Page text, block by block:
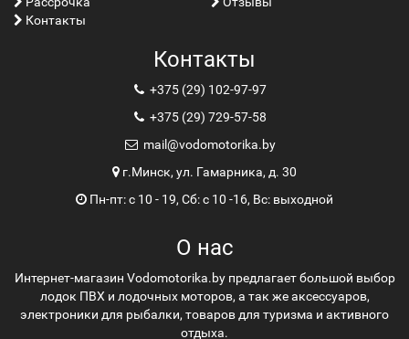
Контакты
Контакты
+375 (29) 102-97-97
+375 (29) 729-57-58
mail@vodomotorika.by
г.Минск, ул. Гамарника, д. 30
Пн-пт: с 10 - 19, Сб: с 10 -16, Вс: выходной
О нас
Интернет-магазин Vodomotorika.by предлагает большой выбор
лодок ПВХ и лодочных моторов, а так же аксессуаров,
электроники для рыбалки, товаров для туризма и активного
отдыха.